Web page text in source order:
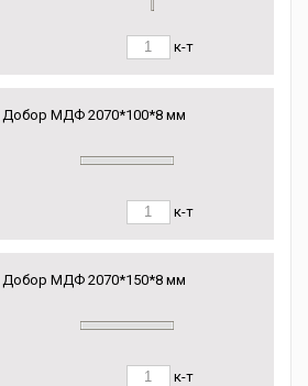
к-т
Добор МДФ 2070*100*8 мм
к-т
Добор МДФ 2070*150*8 мм
к-т